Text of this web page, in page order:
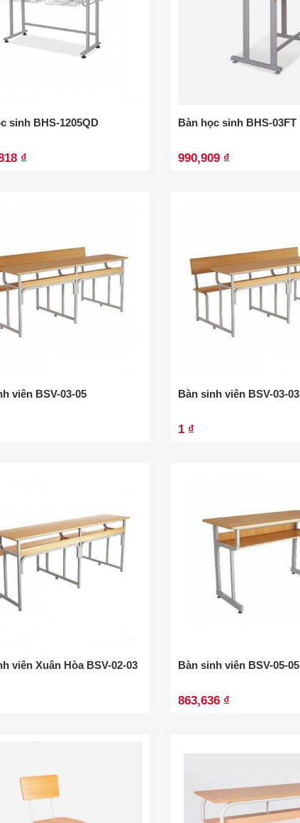
sinh BHS-1205QD
₫
Bàn học sinh BHS-03FT
990,909 ₫
viên BSV-03-05 Bàn sinh viên BSV-03-03
1 ₫
viên Xuân Hòa BSV-02-03 Bàn sinh viên BSV-05-05
863,636 ₫